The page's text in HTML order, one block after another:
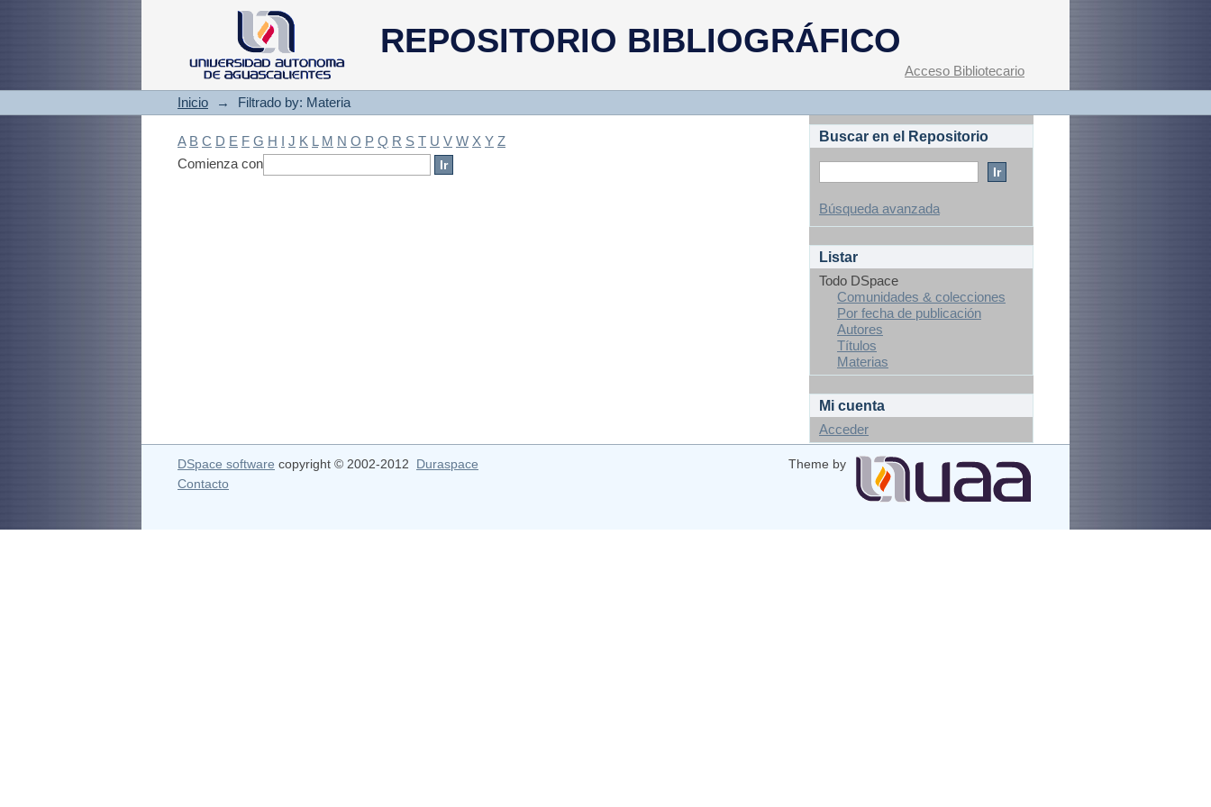
REPOSITORIO BIBLIOGRÁFICO
Filtrado by: Materia
Acceso Bibliotecario
Inicio → Filtrado by: Materia
A B C D E F G H I J K L M N O P Q R S T U V W X Y Z
Comienza con
Buscar en el Repositorio
Búsqueda avanzada
Listar
Todo DSpace
Comunidades & colecciones
Por fecha de publicación
Autores
Títulos
Materias
Mi cuenta
Acceder
DSpace software copyright © 2002-2012 Duraspace
Theme by
Contacto